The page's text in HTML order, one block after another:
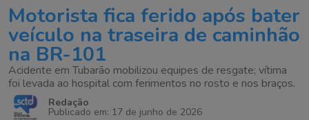
Motorista fica ferido após bater
veículo na traseira de caminhão
na BR-101
Acidente em Tubarão mobilizou equipes de resgate; vítima
foi levada ao hospital com ferimentos no rosto e nos braços.
Redação
Publicado em: 17 de junho de 2026